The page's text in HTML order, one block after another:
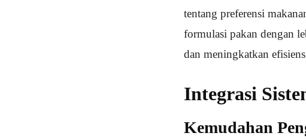
tentang preferensi
formulasi pakan dengan
dan meningkatkan
Integrasi
Kemudahan